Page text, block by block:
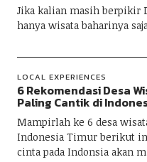
Jika kalian masih berpikir
hanya wisata baharinya
LOCAL EXPERIENCES
6 Rekomendasi Desa
Paling Cantik di
Mampirlah ke 6 desa
Indonesia Timur berikut
cinta pada Indonsia akan